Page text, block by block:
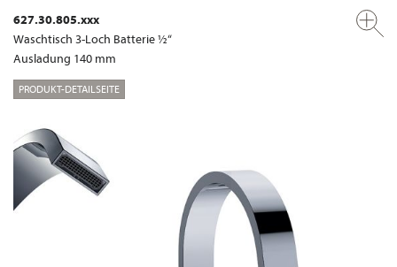
627.30.805.xxx
Waschtisch 3-Loch Batterie ½“
Ausladung 140 mm
PRODUKT-DETAILSEITE